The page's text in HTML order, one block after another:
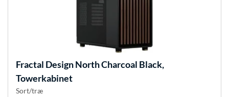
Fractal DesignNorth Charcoal Black,
Towerkabinet
Sort/træ